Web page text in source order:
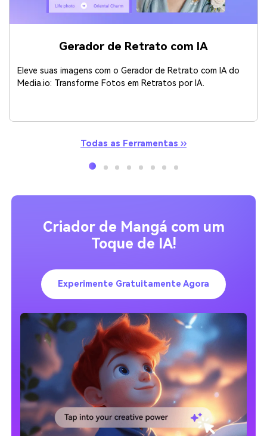
Gerador de Retrato com IA
Eleve suas imagens com o Gerador de Retrato com IA do
Media.io: Transforme Fotos em Retratos por IA.
Todas as Ferramentas ››
Criador de Mangá com um
Toque de IA!
Experimente Gratuitamente Agora